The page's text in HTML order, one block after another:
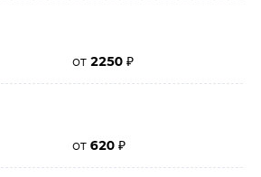
от 2250 ₽
от 620 ₽